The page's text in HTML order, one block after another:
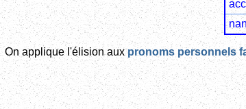
On applique l'élision auxpronoms personnels